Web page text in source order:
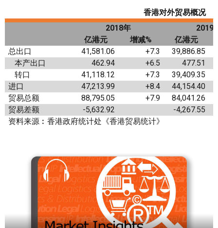
香港对外贸易概况
2018年 2019
亿港元
增减%
亿港元
总出口
41,581.06 +7.3
39,886.85
本产出口
462.94 +6.5
477.51
转口
41,118.12 +7.3
39,409.35
进口
47,213.99 +8.4
44,154.40
贸易总额
88,795.05 +7.9
84,041.26
贸易差额
-5,632.92
-4,267.55
资料来源︰香港政府统计处《香港贸易统计》